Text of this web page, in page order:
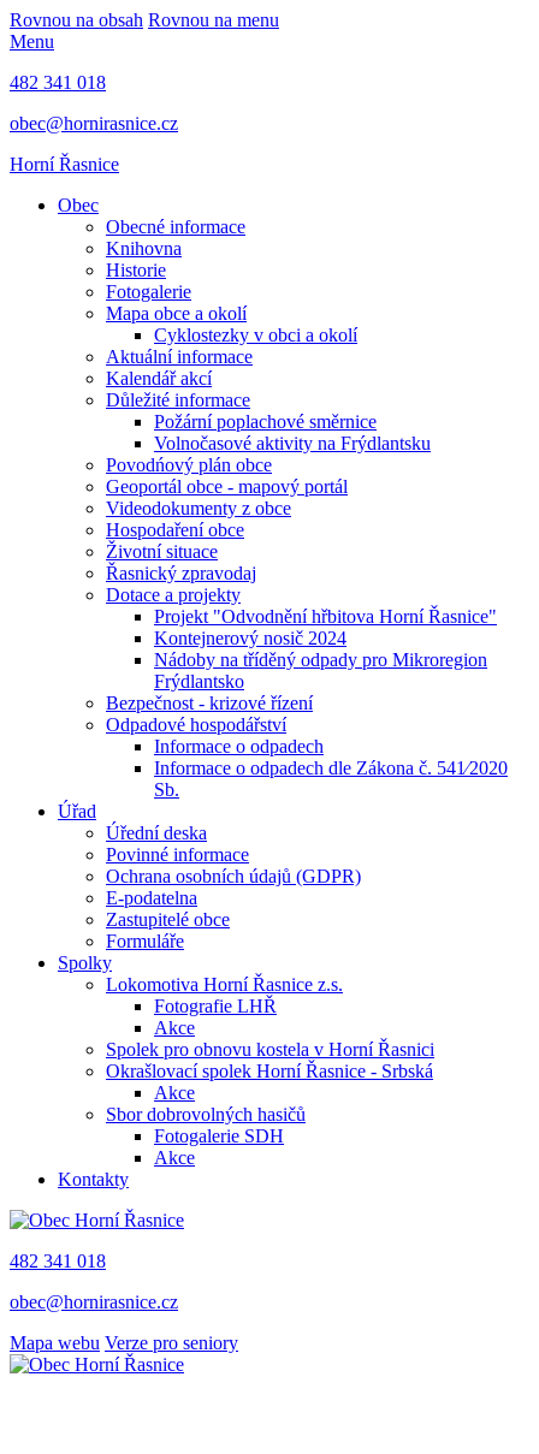
Rovnou na obsah Rovnou na menu
Menu
482 341 018
obec@hornirasnice.cz
Horní Řasnice
Obec
Obecné informace
Knihovna
Historie
Fotogalerie
Mapa obce a okolí
Cyklostezky v obci a okolí
Aktuální informace
Kalendář akcí
Důležité informace
Požární poplachové směrnice
Volnočasové aktivity na Frýdlantsku
Povodńový plán obce
Geoportál obce - mapový portál
Videodokumenty z obce
Hospodaření obce
Životní situace
Řasnický zpravodaj
Dotace a projekty
Projekt "Odvodnění hřbitova Horní Řasnice"
Kontejnerový nosič 2024
Nádoby na tříděný odpady pro Mikroregion
Frýdlantsko
Bezpečnost - krizové řízení
Odpadové hospodářství
Informace o odpadech
Informace o odpadech dle Zákona č. 541⁄2020
Sb.
Úřad
Úřední deska
Povinné informace
Ochrana osobních údajů (GDPR)
E-podatelna
Zastupitelé obce
Formuláře
Spolky
Lokomotiva Horní Řasnice z.s.
Fotografie LHŘ
Akce
Spolek pro obnovu kostela v Horní Řasnici
Okrašlovací spolek Horní Řasnice - Srbská
Akce
Sbor dobrovolných hasičů
Fotogalerie SDH
Akce
Kontakty
482 341 018
obec@hornirasnice.cz
Mapa webu Verze pro seniory